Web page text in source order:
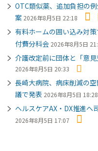
OTC類似薬、追加負担
案 2026年8月5日 22:18
有料ホームの囲い込み
付費分科会 2026年8月5日
介護改定前に団体と「
2026年8月5日 20:33
長崎大病院、病床削減
議で発表 2026年8月5日 18:28
ヘルスケアAX・DX推進
2026年8月5日 17:07